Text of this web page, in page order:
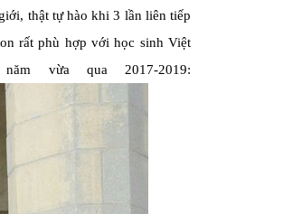
thật tự hào khi 3 lần liên tiếp
rất phù hợp với học sinh Việt
vừa qua 2017-2019: